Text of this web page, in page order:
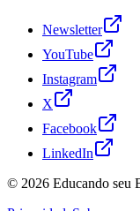
Newsletter
YouTube
Instagram
X
Facebook
LinkedIn
© 2026 Educando seu